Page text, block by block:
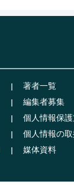
著者一覧
編集者募集
個人情報保
個人情報の
媒体資料